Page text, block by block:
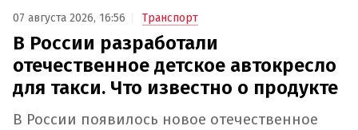
07 августа 2026, 16:56 Транспорт
В России разработали
отечественное детское автокресло
для такси. Что известно о продукте
В России появилось новое отечественное